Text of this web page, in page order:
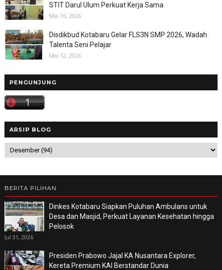
STIT Darul Ulum Perkuat Kerja Sama
Mai 16, 2026
Disdikbud Kotabaru Gelar FLS3N SMP 2026, Wadah
Talenta Seni Pelajar
Mai 12, 2026
PENGUNJUNG
ARSIP BLOG
BERITA PILIHAN
Dinkes Kotabaru Siapkan Puluhan Ambulans untuk
Desa dan Masjid, Perkuat Layanan Kesehatan hingga
Pelosok
Jul 31, 2026
Presiden Prabowo Jajal KA Nusantara Explorer,
Kereta Premium KAI Berstandar Dunia